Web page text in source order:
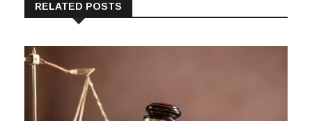
RELATED POSTS